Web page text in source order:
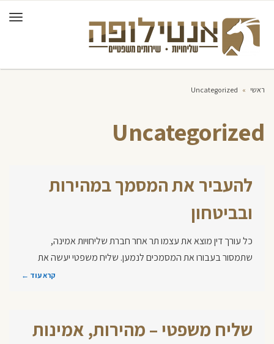
ראשי »
Uncategorized
Uncategorized
להעביר את המסמך במהירות
ובביטחון
כל עורך דין מוצא את עצמו תר אחר חברת שליחויות אמינה,
שתמסור בעבורו את המסמכים לנמען. שליח משפטי יעשה את
קרא עוד ←
שליח משפטי – מהירות, אמינות